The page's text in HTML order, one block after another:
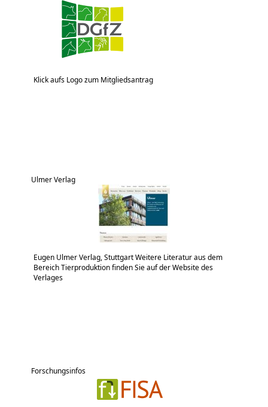
Klick aufs Logo zum Mitgliedsantrag
Ulmer Verlag
Eugen Ulmer Verlag, Stuttgart Weitere Literatur aus dem
Bereich Tierproduktion finden Sie auf der Website des
Verlages
Forschungsinfos